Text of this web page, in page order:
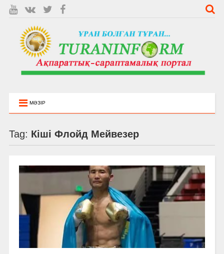
МӘЗІР
Tag: Кіші Флойд Мейвезер